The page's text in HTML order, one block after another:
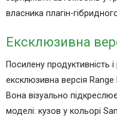
власника плагін-
Ексклюзивна
Посилену продуктивність
ексклюзивна версія
Вона візуально
моделі: кузов у кольорі